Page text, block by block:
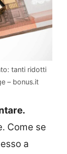
tanti ridotti
– bonus.it
Come se
a